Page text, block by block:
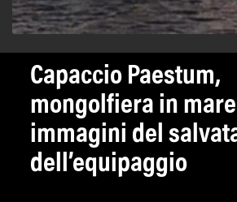
Capaccio Paestum,
mongolfiera in
immagini del
dell’equipaggio